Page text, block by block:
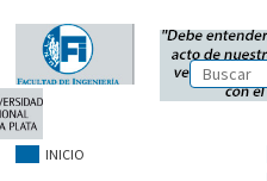
INICIO